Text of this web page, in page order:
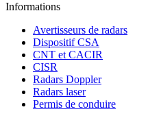
Informations
Avertisseurs de radars
Dispositif CSA
CNT et CACIR
CISR
Radars Doppler
Radars laser
Permis de conduire